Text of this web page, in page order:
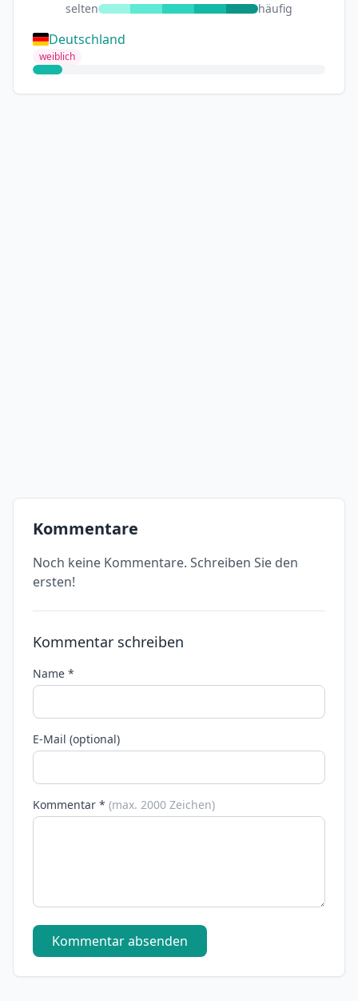
selten häufig
Deutschland
weiblich
Kommentare
Noch keine Kommentare. Schreiben Sie den
ersten!
Kommentar schreiben
Name *
E-Mail (optional)
Kommentar * (max. 2000 Zeichen)
Kommentar absenden